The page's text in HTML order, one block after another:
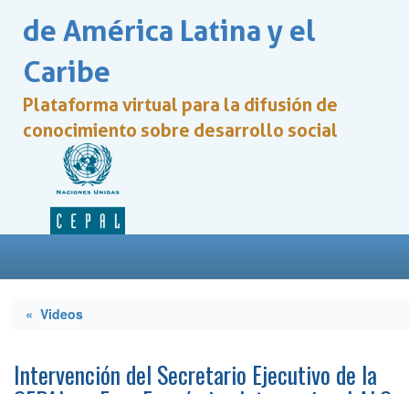
de América Latina y el
Caribe
Plataforma virtual para la difusión de
conocimiento sobre desarrollo social
« Videos
Intervención del Secretario Ejecutivo de la